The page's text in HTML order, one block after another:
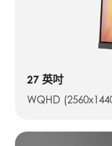
27 英吋
WQHD